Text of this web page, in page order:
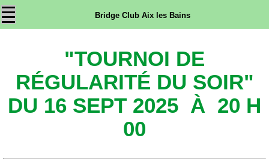
Bridge Club Aix les Bains
"TOURNOI DE
RÉGULARITÉ DU SOIR"
DU 16 SEPT 2025 À 20 H
00